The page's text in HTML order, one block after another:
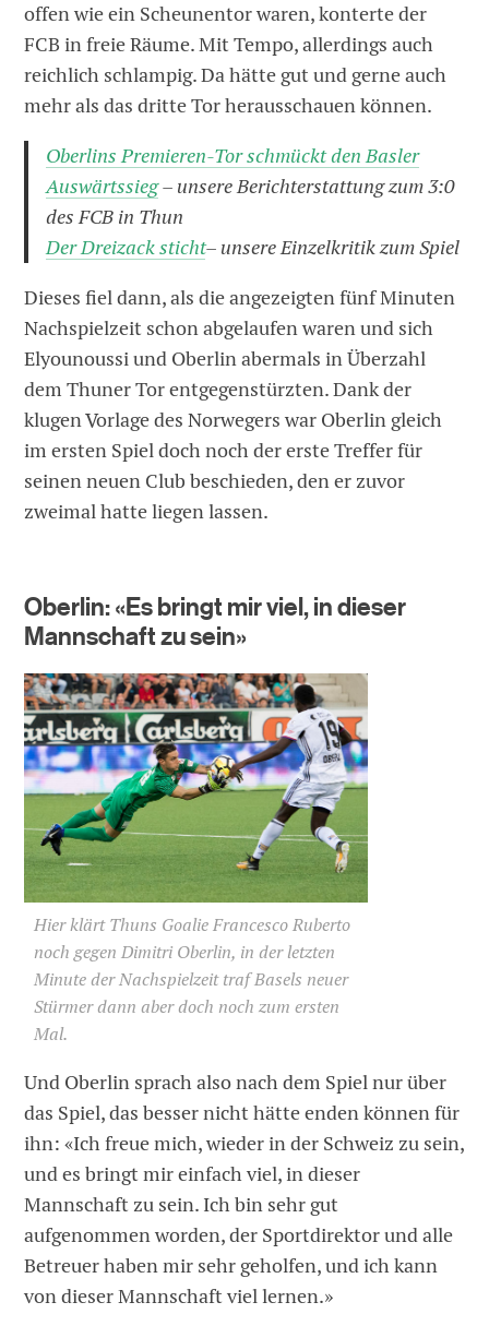
offen wie ein Scheunentor waren, konterte der
FCB in freie Räume. Mit Tempo, allerdings auch
reichlich schlampig. Da hätte gut und gerne auch
mehr als das dritte Tor herausschauen können.
Oberlins Premieren-Tor schmückt den Basler
Auswärtssieg– unsere Berichterstattung zum 3:0
des FCB in Thun
Der Dreizack sticht– unsere Einzelkritik zum Spiel
Dieses fiel dann, als die angezeigten fünf Minuten
Nachspielzeit schon abgelaufen waren und sich
Elyounoussi und Oberlin abermals in Überzahl
dem Thuner Tor entgegenstürzten. Dank der
klugen Vorlage des Norwegers war Oberlin gleich
im ersten Spiel doch noch der erste Treffer für
seinen neuen Club beschieden, den er zuvor
zweimal hatte liegen lassen.
Oberlin: «Es bringt mir viel, in dieser
Mannschaft zu sein»
Hier klärt Thuns Goalie Francesco Ruberto
noch gegen Dimitri Oberlin, in der letzten
Minute der Nachspielzeit traf Basels neuer
Stürmer dann aber doch noch zum ersten
Mal.
Und Oberlin sprach also nach dem Spiel nur über
das Spiel, das besser nicht hätte enden können für
ihn: «Ich freue mich, wieder in der Schweiz zu sein,
und es bringt mir einfach viel, in dieser
Mannschaft zu sein. Ich bin sehr gut
aufgenommen worden, der Sportdirektor und alle
Betreuer haben mir sehr geholfen, und ich kann
von dieser Mannschaft viel lernen.»